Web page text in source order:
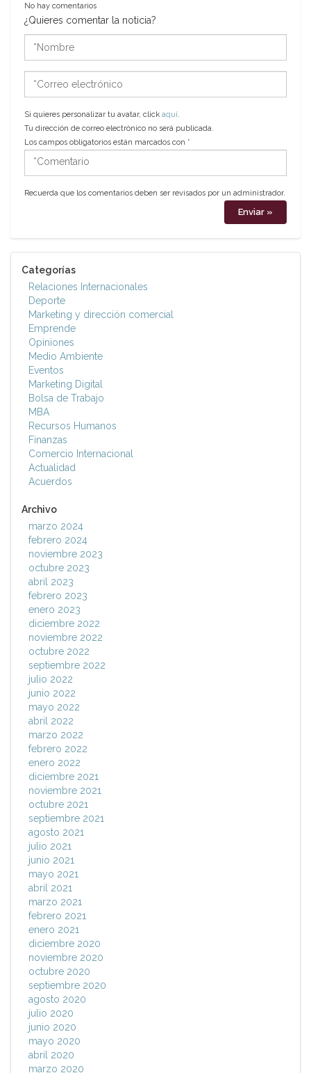
No hay comentarios
¿Quieres comentar la noticia?
electrónico
Si quieres personalizar tu avatar, click aquí.
Tu dirección de correo electrónico no será publicada.
Los campos obligatorios están marcados con *
*Comentario
Recuerda que los comentarios deben ser revisados por un administrador.
Categorías
Relaciones Internacionales
Deporte
Marketing y dirección comercial
Emprende
Opiniones
Medio Ambiente
Eventos
Marketing Digital
Bolsa de Trabajo
MBA
Recursos Humanos
Finanzas
Comercio Internacional
Actualidad
Acuerdos
Archivo
marzo 2024
febrero 2024
noviembre 2023
octubre 2023
abril 2023
febrero 2023
enero 2023
diciembre 2022
noviembre 2022
octubre 2022
septiembre 2022
julio 2022
junio 2022
mayo 2022
abril 2022
marzo 2022
febrero 2022
enero 2022
diciembre 2021
noviembre 2021
octubre 2021
septiembre 2021
agosto 2021
julio 2021
junio 2021
mayo 2021
abril 2021
marzo 2021
febrero 2021
enero 2021
diciembre 2020
noviembre 2020
octubre 2020
septiembre 2020
agosto 2020
julio 2020
junio 2020
mayo 2020
abril 2020
marzo 2020